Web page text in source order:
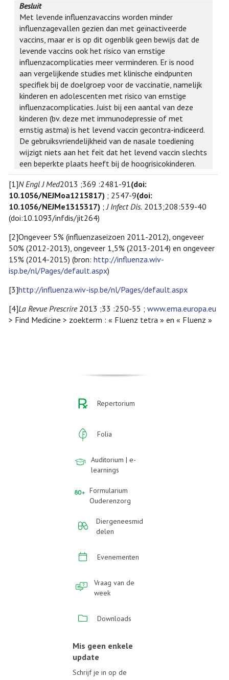
Besluit
Met levende influenzavaccins worden minder
influenzagevallen gezien dan met geïnactiveerde
vaccins, maar er is op dit ogenblik geen bewijs dat de
levende vaccins ook het risico van ernstige
influenzacomplicaties meer verminderen. Er is nood
aan vergelijkende studies met klinische eindpunten
specifiek bij de doelgroep voor de vaccinatie, namelijk
kinderen en adolescenten met risico van ernstige
influenzacomplicaties. Juist bij een aantal van deze
kinderen (bv. deze met immunodepressie of met
ernstig astma) is het levend vaccin gecontra-indiceerd.
De gebruiksvriendelijkheid van de nasale toediening
wijzigt niets aan het feit dat het levend vaccin slechts
een beperkte plaats heeft bij de hoogrisicokinderen.
[1]N Engl J Med2013 ;369 :2481-91(doi:
10.1056/NEJMoa1215817) ; 2547-9(doi:
10.1056/NEJMe1315317) ;J Infect Dis. 2013;208:539-40
(doi:10.1093/infdis/jit264)
[2]Ongeveer 5% (influenzaseizoen 2011-2012), ongeveer
50% (2012-2013), ongeveer 1,5% (2013-2014) en ongeveer
15% (2014-2015) (bron: http://influenza.wiv-
isp.be/nl/Pages/default.aspx)
[3]http://influenza.wiv-isp.be/nl/Pages/default.aspx
[4]La Revue Prescrire2013 ;33 :250-55 ; www.ema.europa.eu
> Find Medicine > zoekterm : « Fluenz tetra » en « Fluenz »
Repertorium
Folia
Auditorium | e-
learnings
Formularium
Ouderenzorg
Diergeneesmid
delen
Evenementen
Vraag van de
week
Downloads
Mis geen enkele
update
Schrijf je in op de